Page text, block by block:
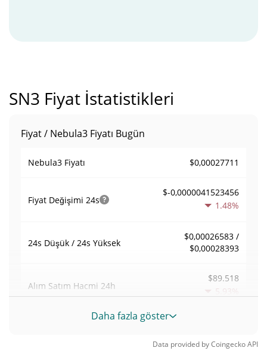
SN3 Fiyat İstatistikleri
Fiyat / Nebula3 Fiyatı Bugün
Nebula3 Fiyatı $0,00027711
Fiyat Değişimi 24s
$-0,0000041523456
1.48%
24s Düşük / 24s Yüksek
$0,00026583 /
$0,00028393
Alım Satım Hacmi 24h
$89.518
5.93%
Hacim / Piyasa Değeri
Daha fazla göster
Data provided byCoingeckoAPI